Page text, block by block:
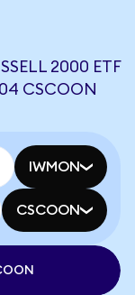
2000 ETF
CSCOON
IWMON
CSCOON